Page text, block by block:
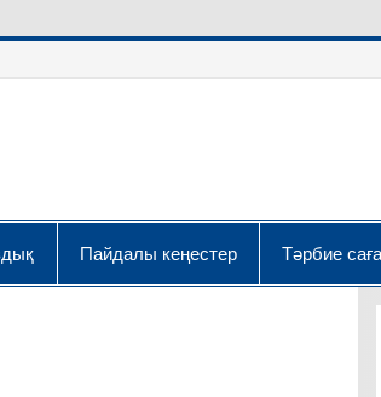
Пайдалы кеңестер Тәрбие